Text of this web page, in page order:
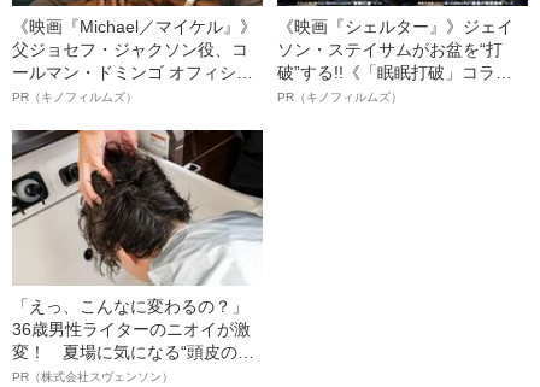
《映画『Michael／マイケル』》
父ジョセフ・ジャクソン役、コ
ールマン・ドミンゴ オフィシャ
ルインタビュー“観客を魅了した
語る”《日本興収70億円突破》
PR（キノフィルムズ）
《映画『シェルター』》ジェイ
ソン・ステイサムがお盆を“打
破”する!!《「眠眠打破」コラ
ボ》
PR（キノフィルムズ）
「えっ、こんなに変わるの？」
36歳男性ライターのニオイが激
変！ 夏場に気になる“頭皮のニ
オイ”や“ベタつき”を解消す
PR（株式会社スヴェンソン）